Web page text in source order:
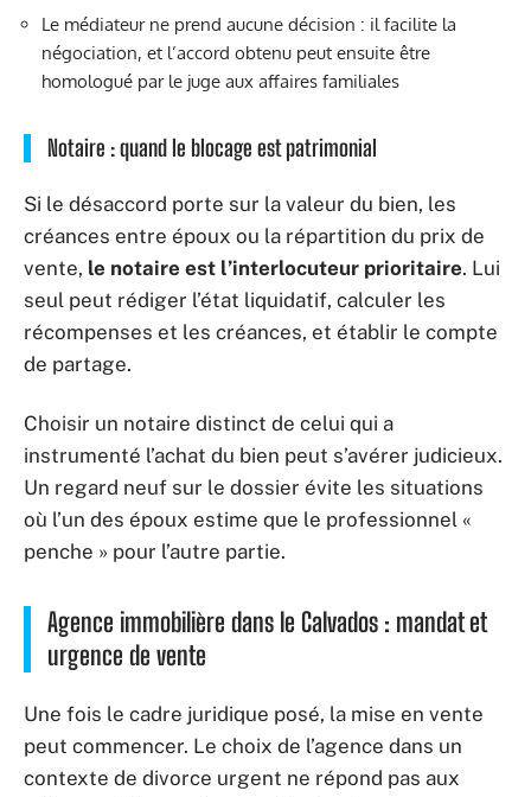
Le médiateur ne prend aucune décision : il facilite la
négociation, et l’accord obtenu peut ensuite être
homologué par le juge aux affaires familiales
Notaire : quand le blocage est patrimonial
Si le désaccord porte sur la valeur du bien, les
créances entre époux ou la répartition du prix de
vente, le notaire est l’interlocuteur prioritaire. Lui
seul peut rédiger l’état liquidatif, calculer les
récompenses et les créances, et établir le compte
de partage.
Choisir un notaire distinct de celui qui a
instrumenté l’achat du bien peut s’avérer judicieux.
Un regard neuf sur le dossier évite les situations
où l’un des époux estime que le professionnel «
penche » pour l’autre partie.
Agence immobilière dans le Calvados : mandat et
urgence de vente
Une fois le cadre juridique posé, la mise en vente
peut commencer. Le choix de l’agence dans un
contexte de divorce urgent ne répond pas aux